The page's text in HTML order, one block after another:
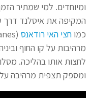
ומיוחדים. למי שמתיר
המקיפה את איסלנד דרך
כמו חצי האי רודאנס
מרהיבות על קו החוף
לחצות אותו בהליכה.
ומספק תצפית מרהיבה על